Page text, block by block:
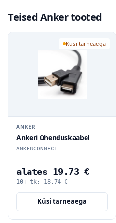
Teised Anker tooted
Küsi tarneaega
ANKER
Ankeri ühenduskaabel
ANKERCONNECT
alates 19.73 €
10+ tk: 18.74 €
Küsi tarneaega